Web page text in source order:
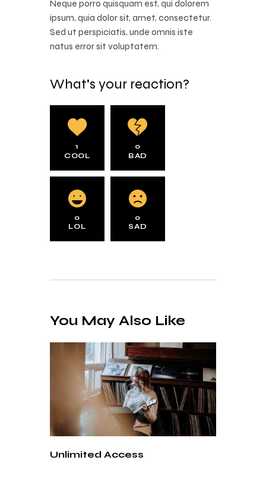
Neque porro quisquam est, qui dolorem
ipsum, quia dolor sit, amet, consectetur.
Sed ut perspiciatis, unde omnis iste
natus error sit voluptatem.
What's your reaction?
1
COOL
0
BAD
0
LOL
0
SAD
You May Also Like
Unlimited Access